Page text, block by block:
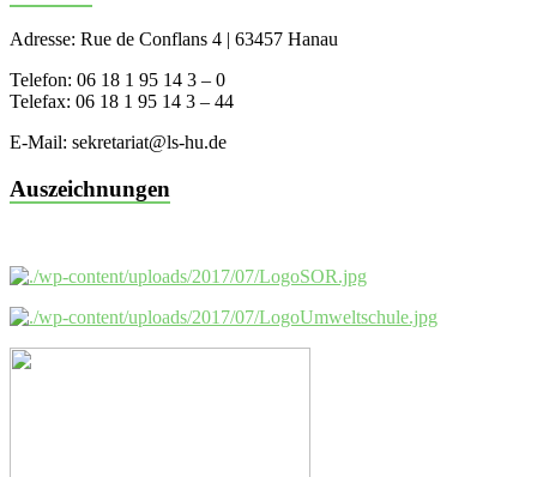
Adresse: Rue de Conflans 4 | 63457 Hanau
Telefon: 06 18 1 95 14 3 – 0
Telefax: 06 18 1 95 14 3 – 44
E-Mail: sekretariat@ls-hu.de
Auszeichnungen